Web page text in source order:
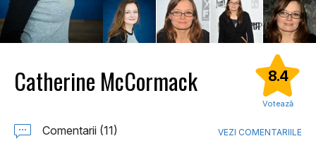
Catherine McCormack 8.4
Votează
Comentarii (11) VEZI COMENTARIILE